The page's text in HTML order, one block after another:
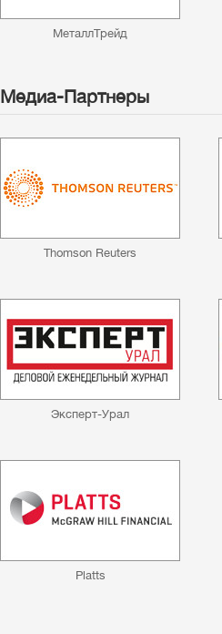
МеталлТрейд
Медиа-Партнеры
Thomson Reuters
Эксперт-Урал
Platts